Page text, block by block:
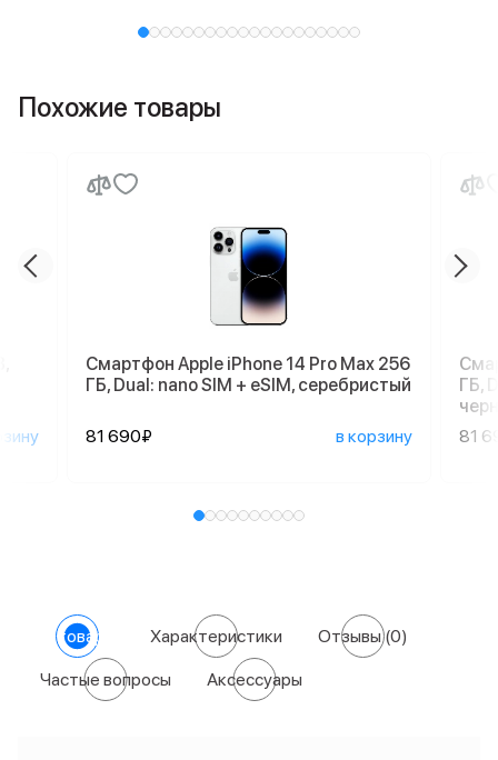
Похожие товары
Смартфон Apple iPhone 14 Pro Max 256
ГБ, Dual: nano SIM + eSIM, серебристый
81 690₽ в корзину
ГБ,
81
О товаре Характеристики Отзывы(0)
Частые вопросы Аксессуары